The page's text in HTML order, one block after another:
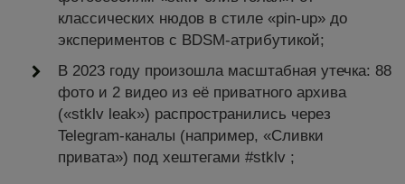
классических нюдов в стиле «pin-up» до
экспериментов с BDSM-атрибутикой;
В 2023 году произошла масштабная утечка: 88
фото и 2 видео из её приватного архива
(«stklv leak») распространились через
Telegram-каналы (например, «Сливки
привата») под хештегами #stklv ;